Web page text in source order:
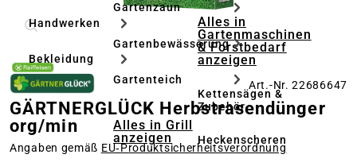
Handwerken
Bekleidung
Gartenzaun
Gartenbewässerung
Gartenteich
Alles in Grill
anzeigen
Alles in
Gartenmaschinen
& Forstbedarf
anzeigen
Kettensägen &
Zubehör
Heckenscheren
Art.-Nr. 22686647
GÄRTNERGLÜCK Herbstrasendünger
org/min
Angaben gemäß EU‑Produktsicherheitsverordnung